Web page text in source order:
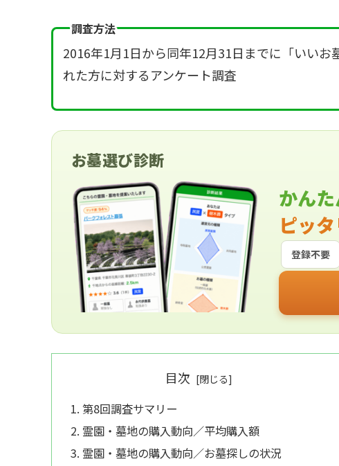
調査方法
2016年1月1日から同年12月31日までに「いい
れた方に対するアンケート調査
お墓選び診断
かん
ピッ
登録不要
目次
第8回調査サマリー
霊園・墓地の購入動向／平均購入額
霊園・墓地の購入動向／お墓探しの状況